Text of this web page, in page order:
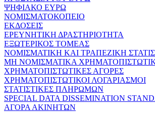
ΨΗΦΙΑΚΟ ΕΥΡΩ
ΝΟΜΙΣΜΑΤΟΚΟΠΕΙΟ
ΕΚΔΟΣΕΙΣ
ΕΡΕΥΝΗΤΙΚΗ ΔΡΑΣΤΗΡΙΟΤΗΤΑ
ΕΞΩΤΕΡΙΚΟΣ ΤΟΜΕΑΣ
ΝΟΜΙΣΜΑΤΙΚΗ ΚΑΙ ΤΡΑΠΕΖΙΚΗ
ΜΗ ΝΟΜΙΣΜΑΤΙΚΑ
ΧΡΗΜΑΤΟΠΙΣΤΩΤΙΚΕΣ ΑΓΟΡΕΣ
ΧΡΗΜΑΤΟΠΙΣΤΩΤΙΚΟΙ ΛΟΓΑΡΙΑΣΜΟΙ
ΣΤΑΤΙΣΤΙΚΕΣ ΠΛΗΡΩΜΩΝ
SPECIAL DATA DISSEMINATION
ΑΓΟΡΑ ΑΚΙΝΗΤΩΝ